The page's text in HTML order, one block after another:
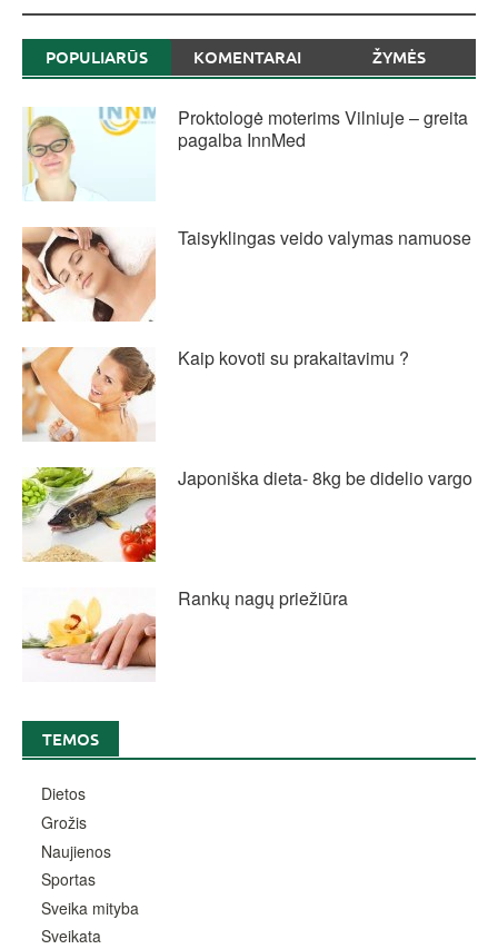
POPULIARŪS KOMENTARAI ŽYMĖS
Proktologė moterims Vilniuje – greita
pagalba InnMed
Taisyklingas veido valymas namuose
Kaip kovoti su prakaitavimu ?
Japoniška dieta- 8kg be didelio vargo
Rankų nagų priežiūra
TEMOS
Dietos
Grožis
Naujienos
Sportas
Sveika mityba
Sveikata